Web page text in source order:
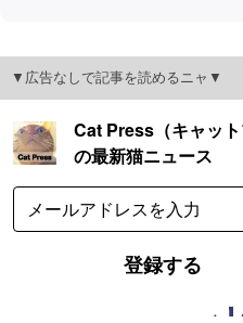
▼広告なしで記事を読めるニャ▼